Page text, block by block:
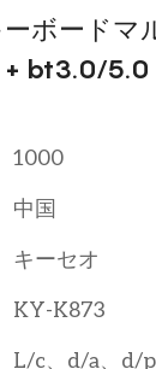
ボードマ
bt3.0/5.0
1000
中国
キーセオ
KY-K873
L/c、d/a、d/